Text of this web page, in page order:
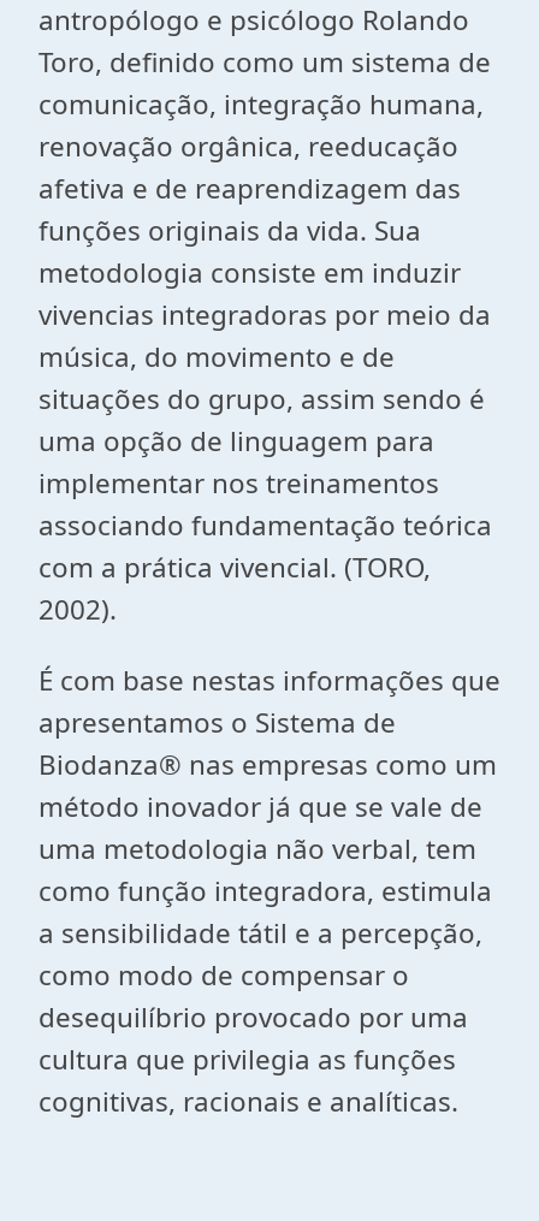
antropólogo e psicólogo Rolando
Toro, definido como um sistema de
comunicação, integração humana,
renovação orgânica, reeducação
afetiva e de reaprendizagem das
funções originais da vida. Sua
metodologia consiste em induzir
vivencias integradoras por meio da
música, do movimento e de
situações do grupo, assim sendo é
uma opção de linguagem para
implementar nos treinamentos
associando fundamentação teórica
com a prática vivencial. (TORO,
2002).
É com base nestas informações que
apresentamos o Sistema de
Biodanza® nas empresas como um
método inovador já que se vale de
uma metodologia não verbal, tem
como função integradora, estimula
a sensibilidade tátil e a percepção,
como modo de compensar o
desequilíbrio provocado por uma
cultura que privilegia as funções
cognitivas, racionais e analíticas.